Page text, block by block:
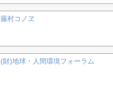
藤村コノヱ
(財)地球・人間環境フォーラム